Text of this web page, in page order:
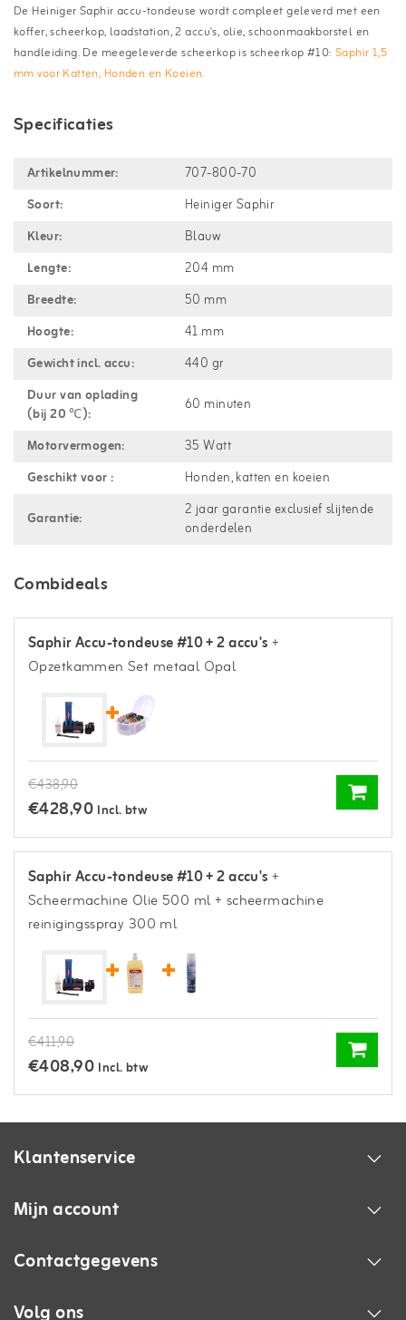
De Heiniger Saphir accu-tondeuse wordt compleet geleverd met een
koffer, scheerkop, laadstation, 2 accu's, olie, schoonmaakborstel en
handleiding. De meegeleverde scheerkop is scheerkop #10: Saphir 1,5
mm voor Katten, Honden en Koeien.
Specificaties
Artikelnummer:
707-800-70
Soort:
Heiniger Saphir
Kleur:
Blauw
Lengte:
204 mm
Breedte:
50 mm
Hoogte:
41 mm
Gewicht incl. accu:
440 gr
Duur van oplading
(bij 20 ℃):
60 minuten
Motorvermogen:
35 Watt
Geschikt voor :
Honden, katten en koeien
Garantie:
2 jaar garantie exclusief slijtende
onderdelen
Combideals
Saphir Accu-tondeuse #10 + 2 accu's+
Opzetkammen Set metaal Opal
€438,90
€428,90 Incl. btw
Saphir Accu-tondeuse #10 + 2 accu's+
Scheermachine Olie 500 ml+ scheermachine
reinigingsspray 300 ml
€411,90
€408,90 Incl. btw
Klantenservice
Mijn account
Contactgegevens
Volg ons